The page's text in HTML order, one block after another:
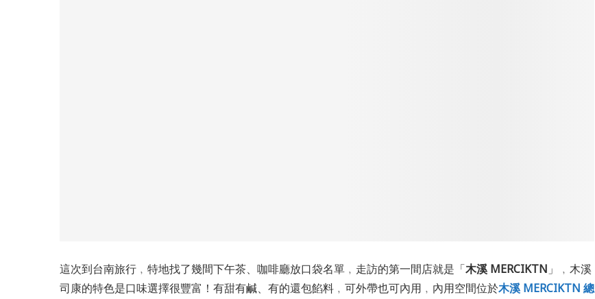
這次到台南旅行﹐特地找了幾間下午茶、咖啡廳放口袋名單﹐走訪的第一間店就是「木溪 MERCIKTN 」﹐木溪
司康的特色是口味選擇很豐富！有甜有鹹、有的還包餡料﹐可外帶也可內用﹐內用空間位於木溪 MERCIKTN 總